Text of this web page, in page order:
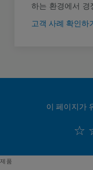
하는 환경에서 경
고객 사례 확인하
이 페이지가
제품
English
Deutsch